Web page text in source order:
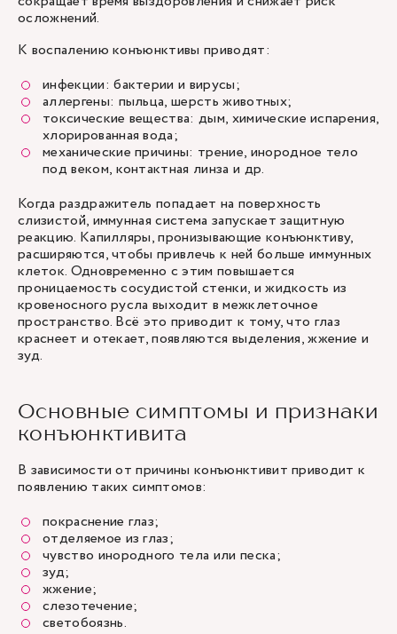
осложнений.
К воспалению конъюнктивы приводят:
инфекции: бактерии и вирусы;
аллергены: пыльца, шерсть животных;
токсические вещества: дым, химические испарения,
хлорированная вода;
механические причины: трение, инородное тело
под веком, контактная линза и др.
Когда раздражитель попадает на поверхность
слизистой, иммунная система запускает защитную
реакцию. Капилляры, пронизывающие конъюнктиву,
расширяются, чтобы привлечь к ней больше иммунных
клеток. Одновременно с этим повышается
проницаемость сосудистой стенки, и жидкость из
кровеносного русла выходит в межклеточное
пространство. Всё это приводит к тому, что глаз
краснеет и отекает, появляются выделения, жжение и
зуд.
Основные симптомы и признаки
конъюнктивита
В зависимости от причины конъюнктивит приводит к
появлению таких симптомов:
покраснение глаз;
отделяемое из глаз;
чувство инородного тела или песка;
зуд;
жжение;
слезотечение;
светобоязнь.